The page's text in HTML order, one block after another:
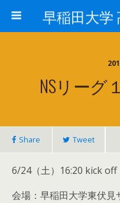
NSリー
Share Tweet
6/24（土）16:20 kick off
会場：早稲田大学東伏見